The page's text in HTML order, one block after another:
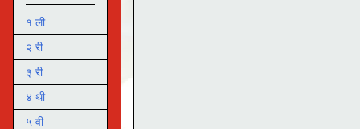
१ ली
२ री
३ री
४ थी
५ वी